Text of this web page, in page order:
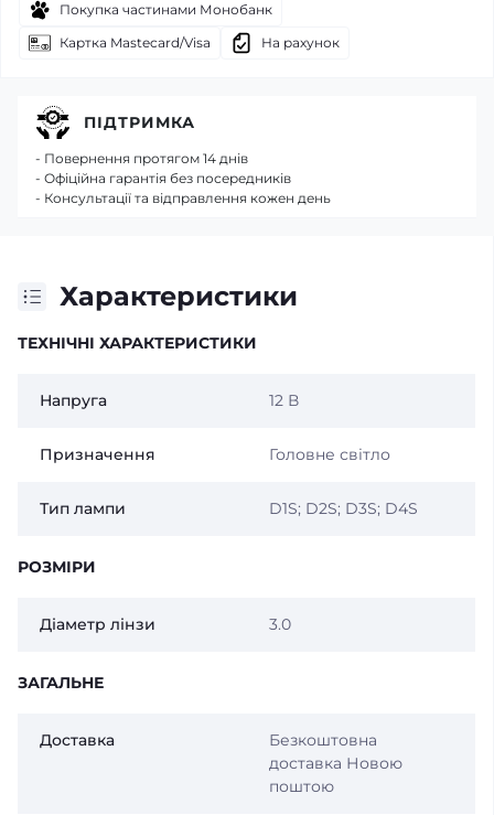
Покупка частинами Монобанк
Картка Mastecard/Visa
На рахунок
Характеристики
ТЕХНІЧНІ ХАРАКТЕРИСТИКИ
Напруга 12 В
Призначення Головне світло
Тип лампи D1S; D2S; D3S; D4S
РОЗМІРИ
Діаметр лінзи 3.0
ЗАГАЛЬНЕ
Доставка
Безкоштовна
доставка Новою
поштою
ПІДТРИМКА
- Повернення протягом 14 днів
- Офіційна гарантія без посередників
- Консультації та відправлення кожен день